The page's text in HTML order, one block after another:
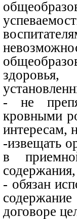
- не
кровными
интересам,
-извещать
в
- обязан
договоре